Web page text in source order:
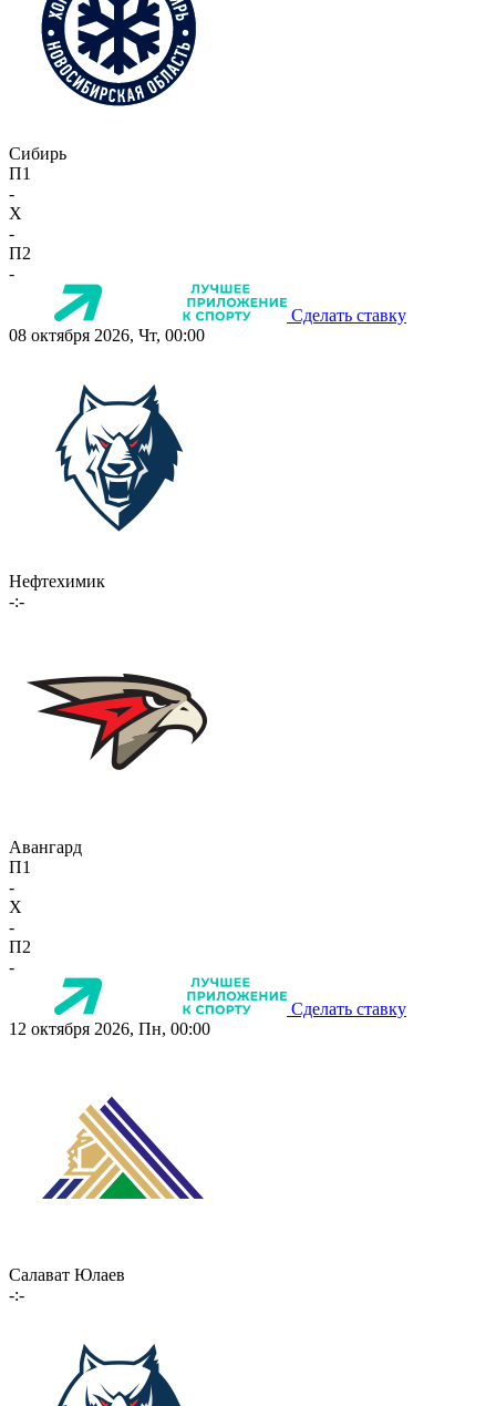
Сибирь
П1
-
X
-
П2
-
Сделать ставку
08 октября 2026, Чт, 00:00
Нефтехимик
-:-
Авангард
П1
-
X
-
П2
-
Сделать ставку
12 октября 2026, Пн, 00:00
Салават Юлаев
-:-